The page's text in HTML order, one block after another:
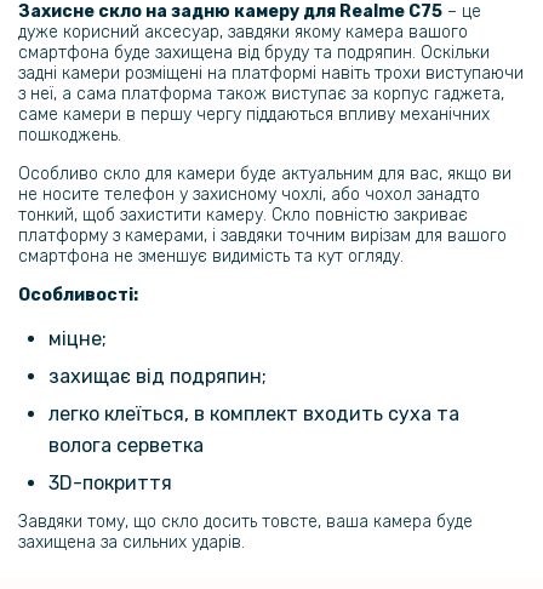
299 грн
Гідрогелева плівка iNobi Matte для Realme C75​​​ на задню панель,
424 грн
499 грн
Протиударний чохол XUNDD для Realme C75 4G, Black
199 грн
Протиударний чохол - накладка Acryl Armor Shell для Realme C75,
Black
199 грн
Захисне скло на задню камеру для Realme C75​ – це
дуже корисний аксесуар, завдяки якому камера вашого
смартфона буде захищена від бруду та подряпин. Оскільки
задні камери розміщені на платформі навіть трохи виступаючи
з неї, а сама платформа також виступає за корпус гаджета,
саме камери в першу чергу піддаються впливу механічних
пошкоджень.
Особливо скло для камери буде актуальним для вас, якщо ви
не носите телефон у захисному чохлі, або чохол занадто
тонкий, щоб захистити камеру. Скло повністю закриває
платформу з камерами, і завдяки точним вирізам для вашого
смартфона не зменшує видимість та кут огляду.
Особливості:
міцне;
захищає від подряпин;
легко клеїться, в комплект входить суха та
волога серветка
3D-покриття
Завдяки тому, що скло досить товсте, ваша камера буде
захищена за сильних ударів.